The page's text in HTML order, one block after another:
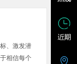
、激发潜
相信每个